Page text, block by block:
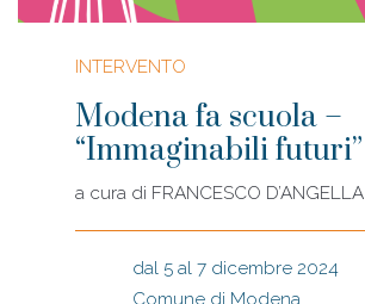
INTERVENTO
Modena fa scuola –
“Immaginabili futuri”
a cura di FRANCESCO D’ANGELLA
dal 5 al 7 dicembre 2024
Comune di Modena